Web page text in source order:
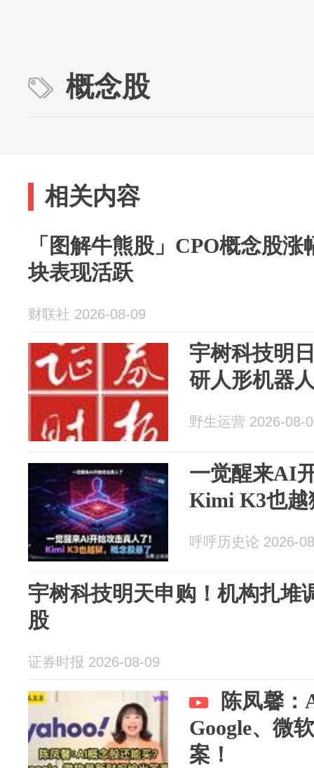
概念股
相关内容
「图解牛熊股」CPO概念股
块表现活跃
财联社 2026-08-09
宇树科技明
研人形机器
野生运营 2026-08-
一觉醒来AI
Kimi K3也越
呼呼历史论 2026-
宇树科技明天申购！机构扎堆
股
证券时报 2026-08-09
陈凤馨
Google、微
案！